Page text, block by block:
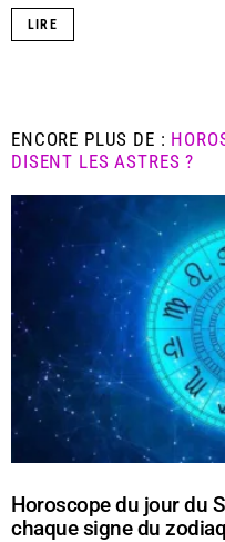
LIRE
ENCORE PLUS DE :
DISENT LES ASTRES ?
Horoscope du jour du
chaque signe du